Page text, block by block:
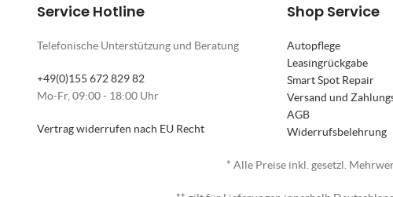
Service Hotline
Telefonische Unterstützung und Beratung
+49(0)155 672 829 82
Mo-Fr, 09:00 - 18:00 Uhr
Vertrag widerrufen nach EU Recht
Shop Service
Autopflege
Leasingrückgabe
Smart Spot Repair
Versand und
AGB
Widerrufsbelehrung
* Alle Preise inkl. gesetzl.